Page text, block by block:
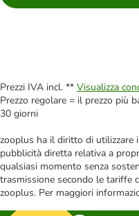
Prezzi IVA incl. ** Visualizza
Prezzo regolare = il prezzo più
30 giorni
zooplus ha il diritto di utilizzare
pubblicità diretta relativa a
qualsiasi momento senza
trasmissione secondo le tariffe
zooplus. Per maggiori